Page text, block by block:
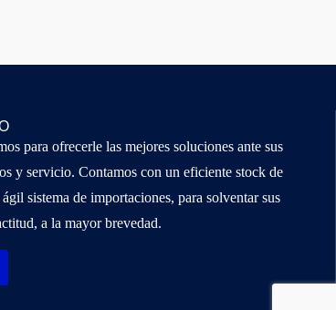
para ofrecerle las mejores soluciones ante sus
y servicio. Contamos con un eficiente stock de
sistema de importaciones, para solventar sus
a la mayor brevedad.